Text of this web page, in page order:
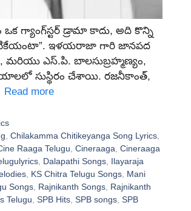
గ్యాంగ్‌స్టర్ డ్రామా కాదు, అది కొన్ని
ఇళయరాజా గారి జానపద
ఎస్.పి. బాలసుబ్రహ్మణ్యం,
సుస్థిరం చేశాయి. రజనీకాంత్,
Read more
,Chilakamma Chitikeyanga Song Lyrics
Raaga Telugu Cineraaga Cineraaga
Dalapathi Songs Ilayaraja
KS Chitra Telugu Songs Mani
Songs Rajnikanth Songs Rajnikanth
Telugu SPB Hits SPB songs SPB